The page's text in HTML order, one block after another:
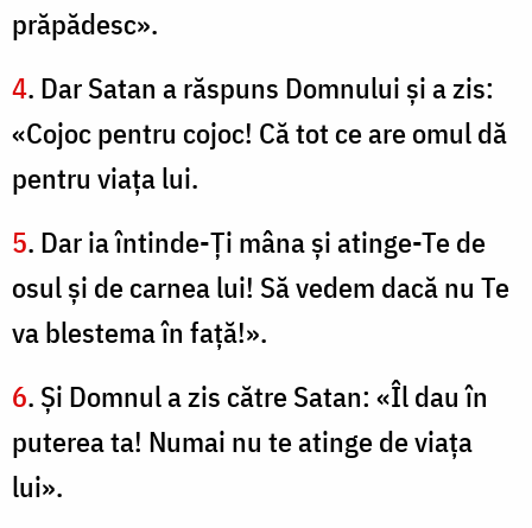
prăpădesc».
4. Dar Satan a răspuns Domnului şi a zis:
«Cojoc pentru cojoc! Că tot ce are omul dă
pentru viaţa lui.
5. Dar ia întinde-Ți mâna şi atinge-Te de
osul şi de carnea lui! Să vedem dacă nu Te
va blestema în faţă!».
6. Şi Domnul a zis către Satan: «Îl dau în
puterea ta! Numai nu te atinge de viaţa
lui».